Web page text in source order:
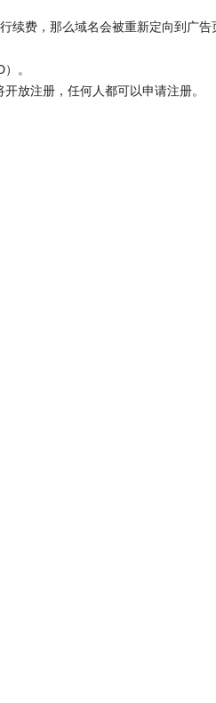
费，那么域名会被重新定向到广
。
放注册，任何人都可以申请注册。